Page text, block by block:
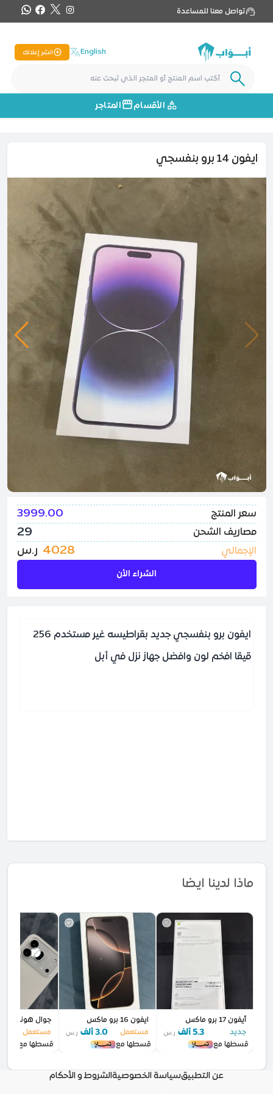
تواصل معنا للمساعدة
English انشر إعلانك
الأقسام المتاجر
ايفون 14 برو بنفسجي
سعر المنتج 3999.00
مصاريف الشحن 29
الإجمالي 4028 ر.س
الشراء الأن
ايفون برو بنفسجي جديد بقراطيسه غير مستخدم 256
قيقا افخم لون وافضل جهاز نزل في أبل
ماذا لدينا ايضا
أيفون 17 برو ماكس
جديد
5.3 ألف ر.س
قسطها مع
ايفون 16 برو ماكس
مستعمل
3.0 ألف ر.س
قسطها مع
جوال هونر 600 برو
مستعمل
قسطها مع
عن التطبيقسياسة الخصوصيةالشروط و الأحكام